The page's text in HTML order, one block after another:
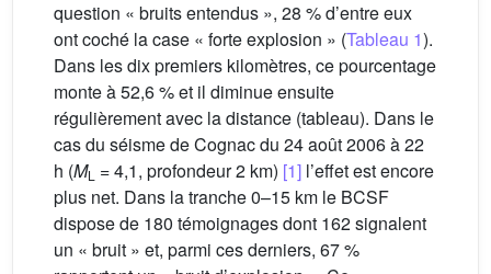
question « bruits entendus », 28 % d’entre eux
ont coché la case « forte explosion » (Tableau 1).
Dans les dix premiers kilomètres, ce pourcentage
monte à 52,6 % et il diminue ensuite
régulièrement avec la distance (tableau). Dans le
cas du séisme de Cognac du 24 août 2006 à 22
h (ML = 4,1, profondeur 2 km) [1] l’effet est encore
plus net. Dans la tranche 0–15 km le BCSF
dispose de 180 témoignages dont 162 signalent
un « bruit » et, parmi ces derniers, 67 %